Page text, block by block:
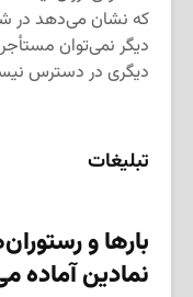
که نشان می‌دهد در
دیگر نمی‌توان
دیگری در دسترس
تبلیغات
بارها و
نمادین آماده